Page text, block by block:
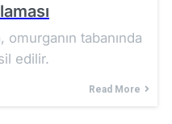
tabanında
edilir.
Read More